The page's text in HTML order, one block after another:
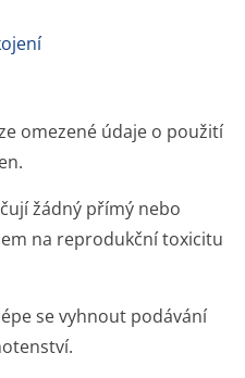
omezené údaje o použití
žádný přímý nebo
na reprodukční toxicitu
se vyhnout podávání